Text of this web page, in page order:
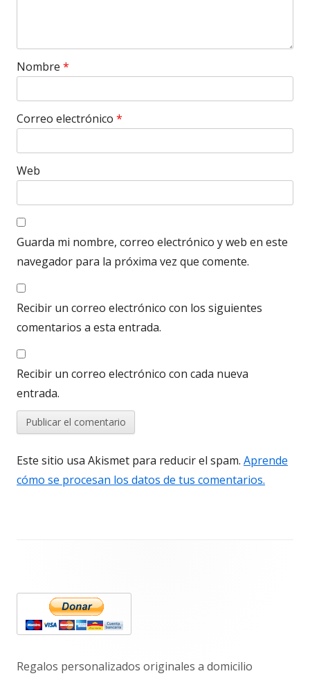
Nombre *
Correo electrónico *
Web
Guarda mi nombre, correo electrónico y web en este
navegador para la próxima vez que comente.
Recibir un correo electrónico con los siguientes
comentarios a esta entrada.
Recibir un correo electrónico con cada nueva
entrada.
Este sitio usa Akismet para reducir el spam. Aprende
cómo se procesan los datos de tus comentarios.
lateral
principal
Regalos personalizados originales a domicilio